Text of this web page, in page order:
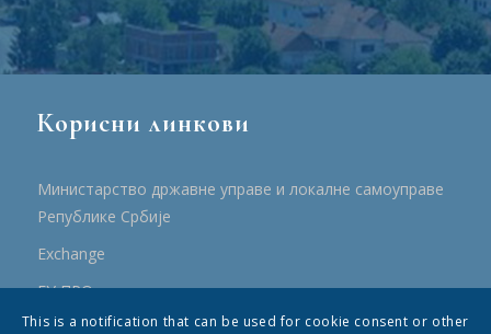
Корисни линкови
Министарство државне управе и локалне самоуправе
Републике Србије
Еxchange
ЕУ ПРО
ПРРР
This is a notification that can be used for cookie consent or other